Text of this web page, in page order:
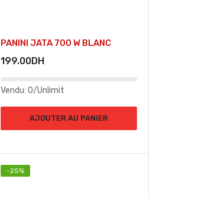
PANINI JATA 700 W BLANC
199.00DH
Vendu: 0/Unlimit
AJOUTER AU PANIER
-25%